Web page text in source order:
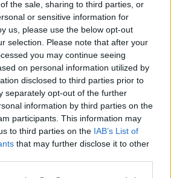
the sale, sharing to third parties, or
or sensitive information for
us, please use the below opt-out
selection. Please note that after your
you may continue seeing
on personal information utilized by
disclosed to third parties prior to
separately opt-out of the further
information by third parties on the
participants. This information may
to third parties on the IAB’s List of
that may further disclose it to other
–
Centrala de
și
cu 7
de dolari